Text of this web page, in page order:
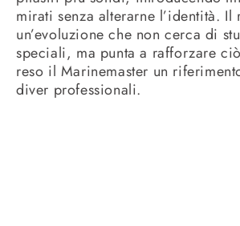
mirati senza alterarne l’identità. Il
un’evoluzione che non cerca di
speciali, ma punta a rafforzare
reso il Marinemaster un
diver professionali.